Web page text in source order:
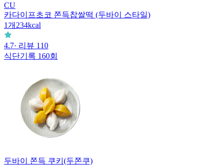
CU
카다이프초코 쫀득찹쌀떡 (두바이 스타일)
1개 234kcal
4.7· 리뷰 110
식단기록 160회
두바이 쫀득 쿠키(두쫀쿠)